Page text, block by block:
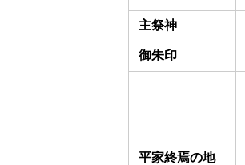
主祭神
御朱印
平家終焉の地